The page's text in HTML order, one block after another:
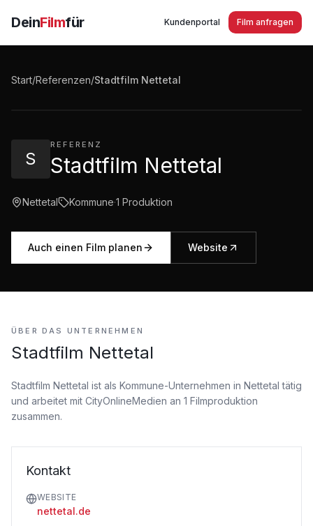
DeinFilmfür Kundenportal Film anfragen
Start/Referenzen/Stadtfilm Nettetal
S
REFERENZ
Stadtfilm Nettetal
Nettetal Kommune·1 Produktion
Auch einen Film planen Website
2018
ÜBER DAS UNTERNEHMEN
Stadtfilm Nettetal
Stadtfilm Nettetal ist als Kommune-Unternehmen in Nettetal tätig
und arbeitet mit CityOnlineMedien an 1 Filmproduktion
zusammen.
Kontakt
WEBSITE
nettetal.de